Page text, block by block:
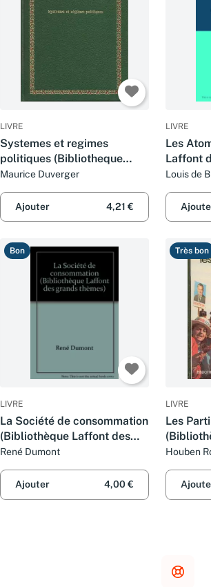
LIVRE
Systemes et regimes
politiques (Bibliotheque
Laffont des grands themes ;
53) (French Edition)
Maurice Duverger
Ajouter 4,21 €
LIVRE
Les
Laffont
Louis de
Bon
LIVRE
La Société de consommation
(Bibliothèque Laffont des
grands thèmes)
René Dumont
Ajouter 4,00 €
Très bon
LIVRE
Les
grands
Houben